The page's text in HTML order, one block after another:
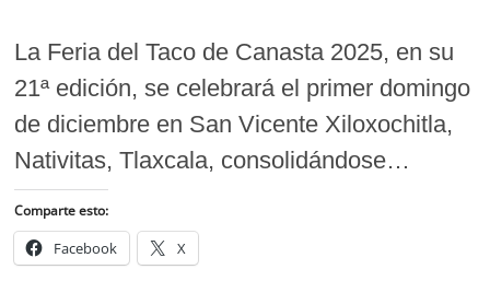
La Feria del Taco de Canasta 2025, en su
21ª edición, se celebrará el primer domingo
de diciembre en San Vicente Xiloxochitla,
Nativitas, Tlaxcala, consolidándose…
Comparte esto:
Facebook X